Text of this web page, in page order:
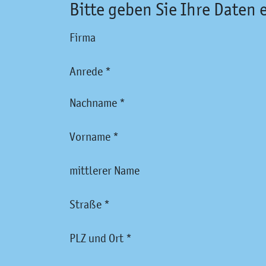
Bitte geben Sie Ihre Daten
Firma
Anrede *
Nachname *
Vorname *
mittlerer Name
Straße *
PLZ und Ort *